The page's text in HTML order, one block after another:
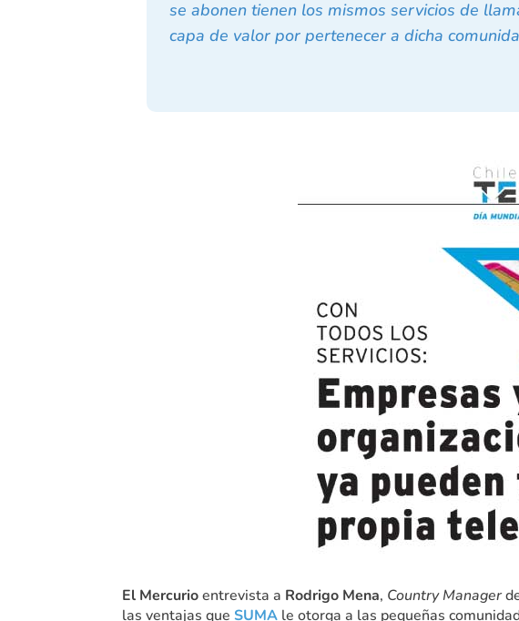
se abonen tienen los mismos servicios de
capa de valor por pertenecer a dicha
El Mercurioentrevista a Rodrigo Mena, Country Manager
las ventajas queSUMA le otorga a las pequeñas